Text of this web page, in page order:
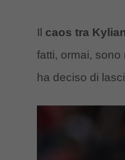
Il caos tra
fatti, ormai, sono
ha deciso di